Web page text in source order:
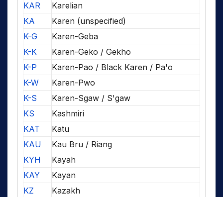
KAR
Karelian
KA
Karen (unspecified)
K-G
Karen-Geba
K-K
Karen-Geko / Gekho
K-P
Karen-Pao / Black Karen / Pa'o
K-W
Karen-Pwo
K-S
Karen-Sgaw / S'gaw
KS
Kashmiri
KAT
Katu
KAU
Kau Bru / Riang
KYH
Kayah
KAY
Kayan
KZ
Kazakh